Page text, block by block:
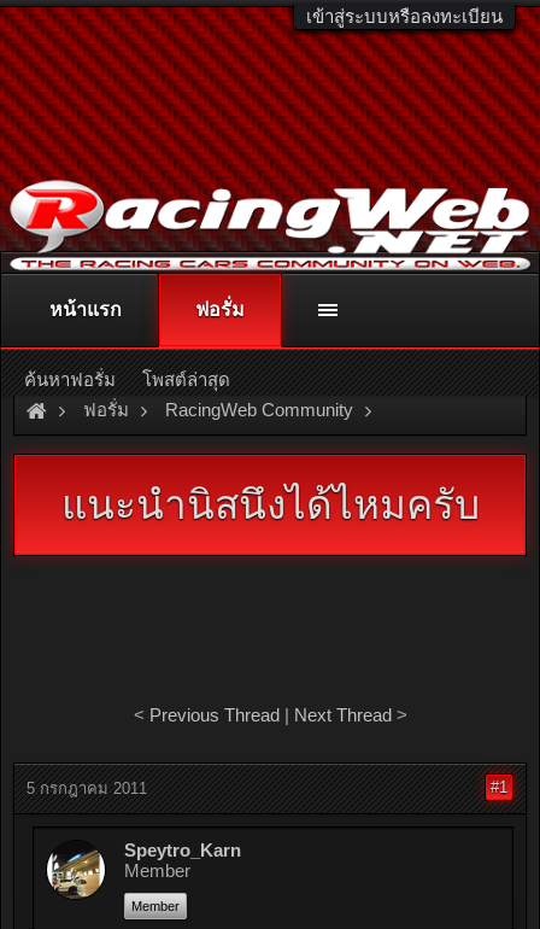
เข้าสู่ระบบหรือลงทะเบียน
ติดต่อลงโฆษณา racingweb@gmail.comหรือโทร. 081-811-1138
หรืออ่านรายละเอียดเพิ่มเติม คลิกที่นี่
ฟอรั่ม RacingWeb Community
Racing Forum (Cars Forum)
แนะนำนิสนึงได้ไหมครับ
< Previous Thread| Next Thread>
5 กรกฎาคม 2011 #1
Speytro_Karn
Member
Member
หน้าแรก ฟอรั่ม
ค้นหาฟอรั่ม โพสต์ล่าสุด